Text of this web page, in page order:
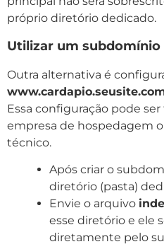
próprio diretório dedicado.
Utilizar um subdomínio
Outra alternativa é
Essa configuração pode
empresa de hospedagem
técnico.
Após criar o
diretório (pasta)
Envie o arquivo
esse diretório e ele
diretamente pelo